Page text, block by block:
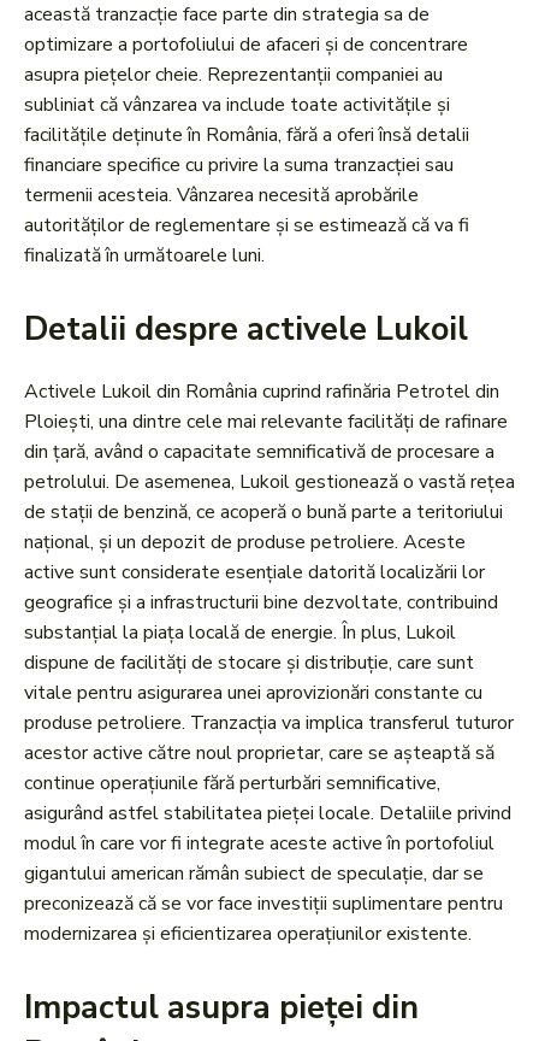
această tranzacție face parte din strategia sa de
optimizare a portofoliului de afaceri și de concentrare
asupra piețelor cheie. Reprezentanții companiei au
subliniat că vânzarea va include toate activitățile și
facilitățile deținute în România, fără a oferi însă detalii
financiare specifice cu privire la suma tranzacției sau
termenii acesteia. Vânzarea necesită aprobările
autorităților de reglementare și se estimează că va fi
finalizată în următoarele luni.
Detalii despre activele Lukoil
Activele Lukoil din România cuprind rafinăria Petrotel din
Ploiești, una dintre cele mai relevante facilități de rafinare
din țară, având o capacitate semnificativă de procesare a
petrolului. De asemenea, Lukoil gestionează o vastă rețea
de stații de benzină, ce acoperă o bună parte a teritoriului
național, și un depozit de produse petroliere. Aceste
active sunt considerate esențiale datorită localizării lor
geografice și a infrastructurii bine dezvoltate, contribuind
substanțial la piața locală de energie. În plus, Lukoil
dispune de facilități de stocare și distribuție, care sunt
vitale pentru asigurarea unei aprovizionări constante cu
produse petroliere. Tranzacția va implica transferul tuturor
acestor active către noul proprietar, care se așteaptă să
continue operațiunile fără perturbări semnificative,
asigurând astfel stabilitatea pieței locale. Detaliile privind
modul în care vor fi integrate aceste active în portofoliul
gigantului american rămân subiect de speculație, dar se
preconizează că se vor face investiții suplimentare pentru
modernizarea și eficientizarea operațiunilor existente.
Impactul asupra pieței din